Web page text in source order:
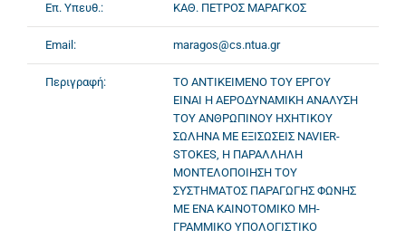
Επ. Υπευθ.: ΚΑΘ. ΠΕΤΡΟΣ ΜΑΡΑΓΚΟΣ
Email: maragos@cs.ntua.gr
Περιγραφή:
ΤΟ ΑΝΤΙΚΕΙΜΕΝΟ ΤΟΥ ΕΡΓΟΥ
ΕΙΝΑΙ Η ΑΕΡΟΔΥΝΑΜΙΚΗ ΑΝΑΛΥΣΗ
ΤΟΥ ΑΝΘΡΩΠΙΝΟΥ ΗΧΗΤΙΚΟΥ
ΣΩΛΗΝΑ ΜΕ ΕΞΙΣΩΣΕΙΣ NAVIER-
STOKES, Η ΠΑΡΑΛΛΗΛΗ
ΜΟΝΤΕΛΟΠΟΙΗΣΗ ΤΟΥ
ΣΥΣΤΗΜΑΤΟΣ ΠΑΡΑΓΩΓΗΣ ΦΩΝΗΣ
ΜΕ ΕΝΑ ΚΑΙΝΟΤΟΜΙΚΟ ΜΗ-
ΓΡΑΜΜΙΚΟ ΥΠΟΛΟΓΙΣΤΙΚΟ